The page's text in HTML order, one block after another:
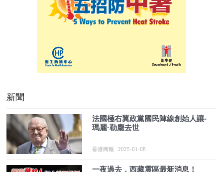
新聞
法國極右翼政黨國民陣線創始人讓-
瑪麗·勒龐去世
香港商報 2025-01-08
一夜過去，西藏震區最新消息！